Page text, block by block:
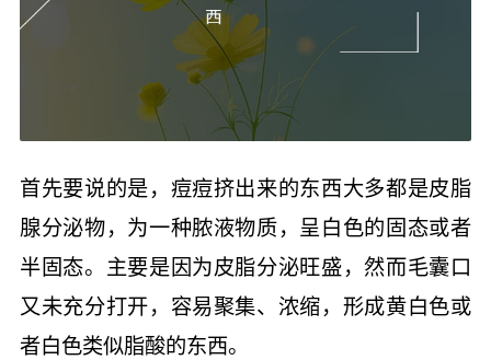
首先要说的是，痘痘挤出来的东西大多都是皮脂
腺分泌物，为一种脓液物质，呈白色的固态或者
半固态。主要是因为皮脂分泌旺盛，然而毛囊口
又未充分打开，容易聚集、浓缩，形成黄白色或
者白色类似脂酸的东西。